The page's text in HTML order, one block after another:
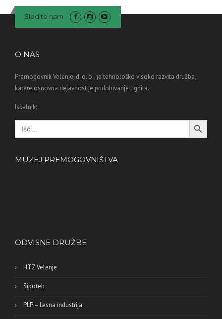
Sledite nam
O NAS
Premogovnik Velenje, d. o. o., je tehnološko visoko razvita družba,
katere osnovna dejavnost je pridobivanje lignita.
Iskalnik:
Search
for:
Search Button
MUZEJ PREMOGOVNIŠTVA
ODVISNE DRUŽBE
HTZ Velenje
Sipoteh
PLP – Lesna industrija